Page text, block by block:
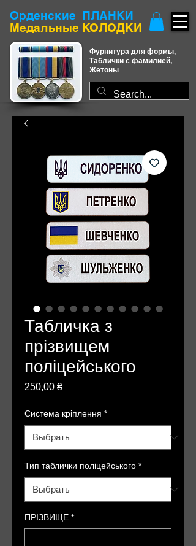
Орденские ПЛАНКИ
​Медальные КОЛОДКИ
Фурнитура для формы,
Таблички с фамилией,
Жетоны
Табличка з
прізвищем
поліцейського
250,00 ₴Цена
Система кріплення *
Тип таблички поліцейського *
ПРІЗВИЩЕ *